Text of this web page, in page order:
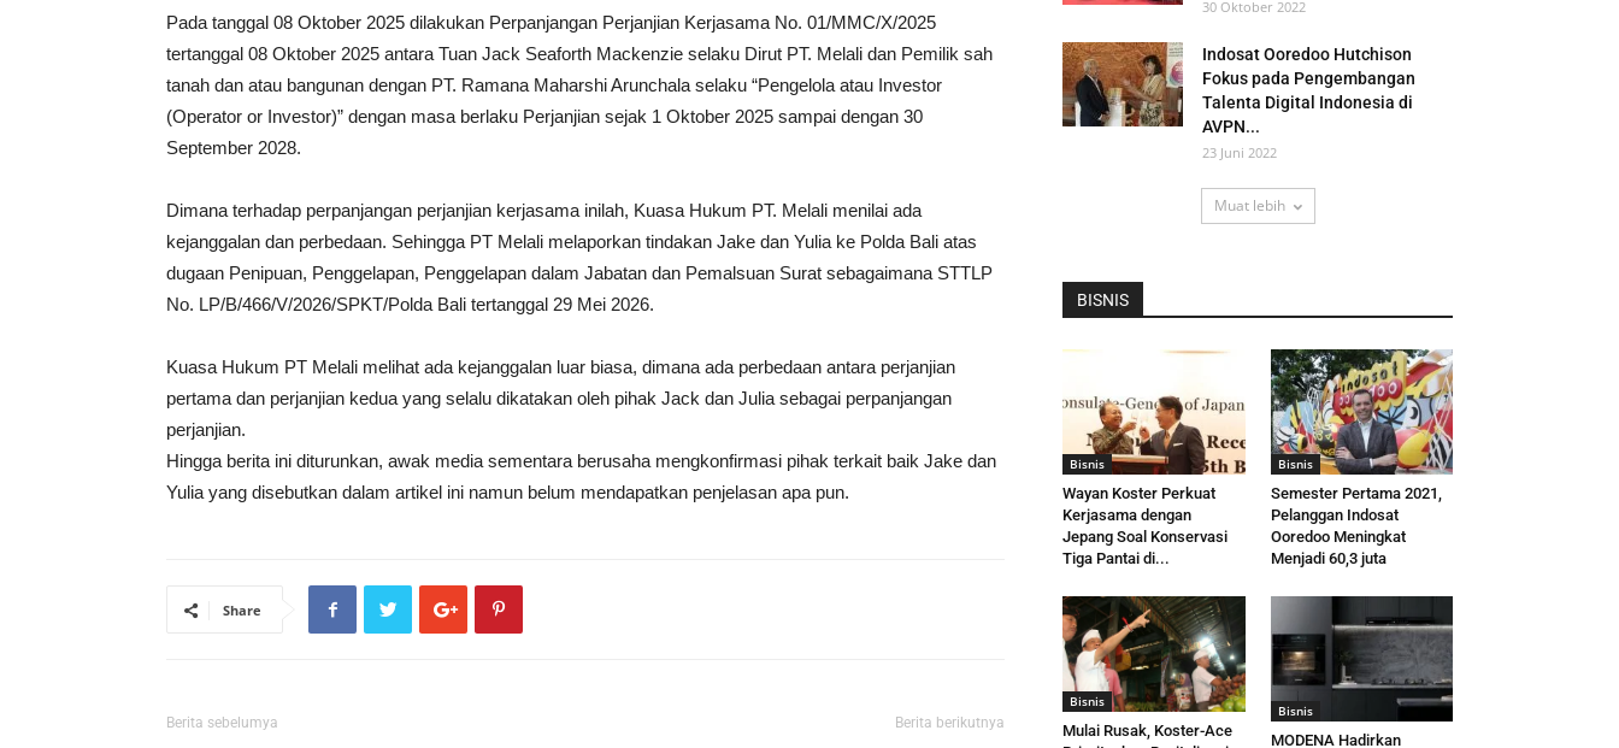
Pada tanggal 08 Oktober 2025 dilakukan Perpanjangan Perjanjian Kerjasama No. 01/MMC/X/2025
tertanggal 08 Oktober 2025 antara Tuan Jack Seaforth Mackenzie selaku Dirut PT. Melali dan Pemilik sah
tanah dan atau bangunan dengan PT. Ramana Maharshi Arunchala selaku “Pengelola atau Investor
(Operator or Investor)” dengan masa berlaku Perjanjian sejak 1 Oktober 2025 sampai dengan 30
September 2028.
Dimana terhadap perpanjangan perjanjian kerjasama inilah, Kuasa Hukum PT. Melali menilai ada
kejanggalan dan perbedaan. Sehingga PT Melali melaporkan tindakan Jake dan Yulia ke Polda Bali atas
dugaan Penipuan, Penggelapan, Penggelapan dalam Jabatan dan Pemalsuan Surat sebagaimana STTLP
No. LP/B/466/V/2026/SPKT/Polda Bali tertanggal 29 Mei 2026.
Kuasa Hukum PT Melali melihat ada kejanggalan luar biasa, dimana ada perbedaan antara perjanjian
pertama dan perjanjian kedua yang selalu dikatakan oleh pihak Jack dan Julia sebagai perpanjangan
perjanjian.
Hingga berita ini diturunkan, awak media sementara berusaha mengkonfirmasi pihak terkait baik Jake dan
Yulia yang disebutkan dalam artikel ini namun belum mendapatkan penjelasan apa pun.
Share
Berita sebelumya Berita berikutnya
30 Oktober 2022
Indosat Ooredoo Hutchison
Fokus pada Pengembangan
Talenta Digital Indonesia di
AVPN...
23 Juni 2022
Muat lebih
BISNIS
Bisnis
Wayan Koster Perkuat
Kerjasama dengan
Jepang Soal Konservasi
Tiga Pantai di...
Bisnis
Semester Pertama 2021,
Pelanggan Indosat
Ooredoo Meningkat
Menjadi 60,3 juta
Bisnis
Mulai Rusak, Koster-Ace
Bisnis
MODENA Hadirkan